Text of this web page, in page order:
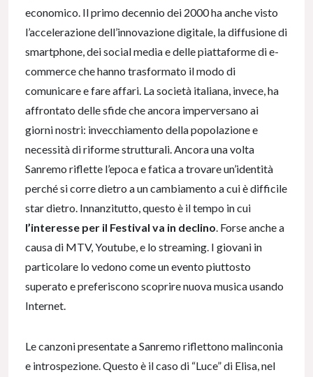
economico. Il primo decennio dei 2000 ha anche visto
l’accelerazione dell’innovazione digitale, la diffusione di
smartphone, dei social media e delle piattaforme di e-
commerce che hanno trasformato il modo di
comunicare e fare affari. La società italiana, invece, ha
affrontato delle sfide che ancora imperversano ai
giorni nostri: invecchiamento della popolazione e
necessità di riforme strutturali. Ancora una volta
Sanremo riflette l’epoca e fatica a trovare un’identità
perché si corre dietro a un cambiamento a cui è difficile
star dietro. Innanzitutto, questo è il tempo in cui
l’interesse per il Festival va in declino. Forse anche a
causa di MTV, Youtube, e lo streaming. I giovani in
particolare lo vedono come un evento piuttosto
superato e preferiscono scoprire nuova musica usando
Internet.
Le canzoni presentate a Sanremo riflettono malinconia
e introspezione. Questo è il caso di “Luce” di Elisa, nel